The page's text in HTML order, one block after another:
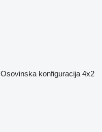
Osovinska konfiguracija 4x2